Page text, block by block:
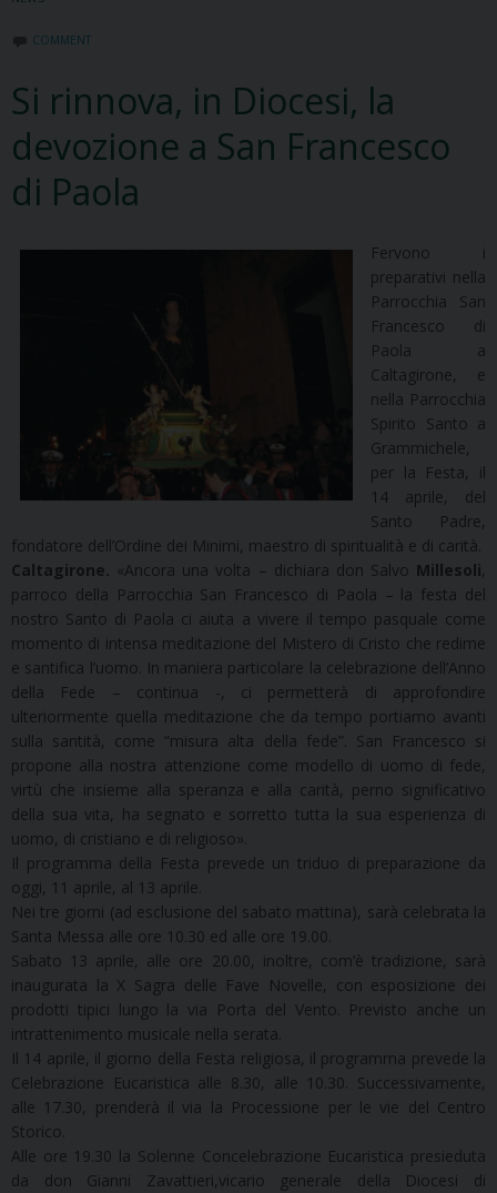
COMMENT
Si rinnova, in Diocesi, la
devozione a San Francesco
di Paola
Fervono i
preparativi nella
Parrocchia San
Francesco di
Paola a
Caltagirone, e
nella Parrocchia
Spirito Santo a
Grammichele,
per la Festa, il
14 aprile, del
Santo Padre,
fondatore dell’Ordine dei Minimi, maestro di spiritualità e di carità.
Caltagirone. «Ancora una volta – dichiara don Salvo Millesoli,
parroco della Parrocchia San Francesco di Paola – la festa del
nostro Santo di Paola ci aiuta a vivere il tempo pasquale come
momento di intensa meditazione del Mistero di Cristo che redime
e santifica l’uomo. In maniera particolare la celebrazione dell’Anno
della Fede – continua -, ci permetterà di approfondire
ulteriormente quella meditazione che da tempo portiamo avanti
sulla santità, come “misura alta della fede”. San Francesco si
propone alla nostra attenzione come modello di uomo di fede,
virtù che insieme alla speranza e alla carità, perno significativo
della sua vita, ha segnato e sorretto tutta la sua esperienza di
uomo, di cristiano e di religioso».
Il programma della Festa prevede un triduo di preparazione da
oggi, 11 aprile, al 13 aprile.
Nei tre giorni (ad esclusione del sabato mattina), sarà celebrata la
Santa Messa alle ore 10.30 ed alle ore 19.00.
Sabato 13 aprile, alle ore 20.00, inoltre, com’è tradizione, sarà
inaugurata la X Sagra delle Fave Novelle, con esposizione dei
prodotti tipici lungo la via Porta del Vento. Previsto anche un
intrattenimento musicale nella serata.
Il 14 aprile, il giorno della Festa religiosa, il programma prevede la
Celebrazione Eucaristica alle 8.30, alle 10.30. Successivamente,
alle 17.30, prenderà il via la Processione per le vie del Centro
Storico.
Alle ore 19.30 la Solenne Concelebrazione Eucaristica presieduta
da don Gianni Zavattieri,vicario generale della Diocesi di